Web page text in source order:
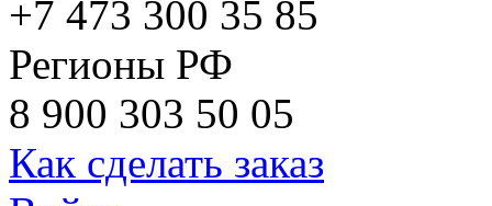
+7 473 300 35 85
Регионы РФ
8 900 303 50 05
Как сделать заказ